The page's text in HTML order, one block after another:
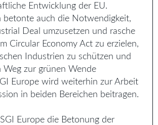
Entwicklung der EU.
betonte auch die Notwendigkeit,
Deal umzusetzen und rasche
Circular Economy Act zu erzielen,
Industrien zu schützen und
Weg zur grünen Wende
Europe wird weiterhin zur Arbeit
in beiden Bereichen beitragen.
Europe die Betonung der